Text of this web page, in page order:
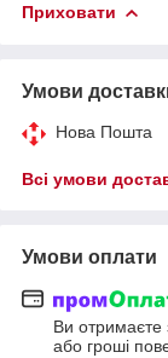
Приховати
Умови
Нова Пошта
Всі умови
Умови оплати
Ви отримаєте
або гроші